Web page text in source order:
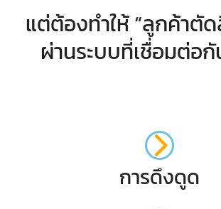
แต่ต้องทำให้ “ลูกค้าตัด
ผ่านระบบที่เชื่อมต่อ
การดึงดูด